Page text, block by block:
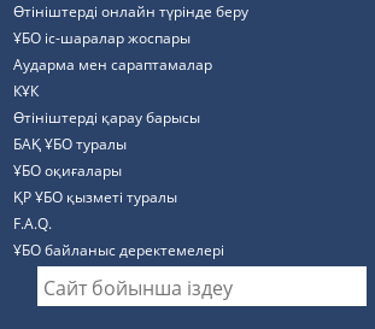
Өтініштерді онлайн түрінде беру
ҰБО іс-шаралар жоспары
Аударма мен сараптамалар
КҰК
Өтініштерді қарау барысы
БАҚ ҰБО туралы
ҰБО оқиғалары
ҚР ҰБО қызметі туралы
F.A.Q.
ҰБО байланыс деректемелерi